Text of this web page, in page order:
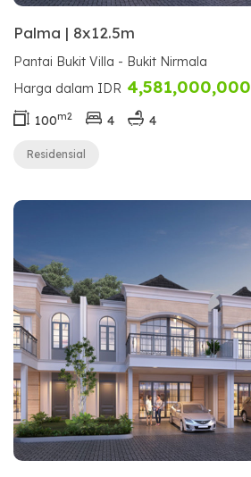
Palma | 8x12.5m
Pantai Bukit Villa - Bukit Nirmala
Harga dalam IDR 4,581,000,000
100m2 4 4
Residensial